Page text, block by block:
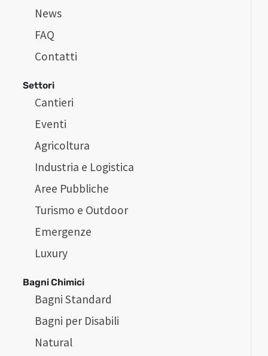
News
FAQ
Contatti
Settori
Cantieri
Eventi
Agricoltura
Industria e Logistica
Aree Pubbliche
Turismo e Outdoor
Emergenze
Luxury
Bagni Chimici
Bagni Standard
Bagni per Disabili
Natural